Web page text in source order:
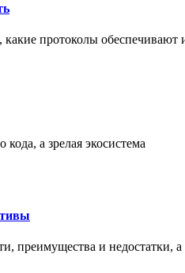
протоколы обеспечивают
а зрелая экосистема
преимущества и недостатки,